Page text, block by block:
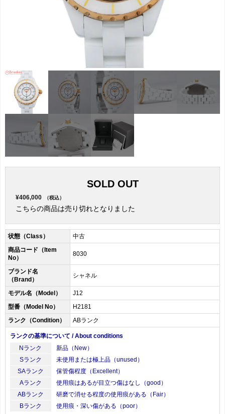
SOLD OUT
¥406,000 （税込）
こちらの商品は売り切れとなりました
状態（Class）
中古
商品コード（Item
No）
8030
ブランド名
（Brand）
シャネル
モデル名（Model）
J12
型番（Model No）
H2181
ランク（Condition）
ABランク
ランクの基準について / About conditions
Nランク
新品（New）
Sランク
未使用または極上品（unused）
SAランク
保管傷程度（Excellent）
Aランク
使用痕はあるが目立つ傷はなし（good）
ABランク
研磨で消せる程度の使用痕がある（Fair）
Bランク
使用痕・深い傷がある（poor）